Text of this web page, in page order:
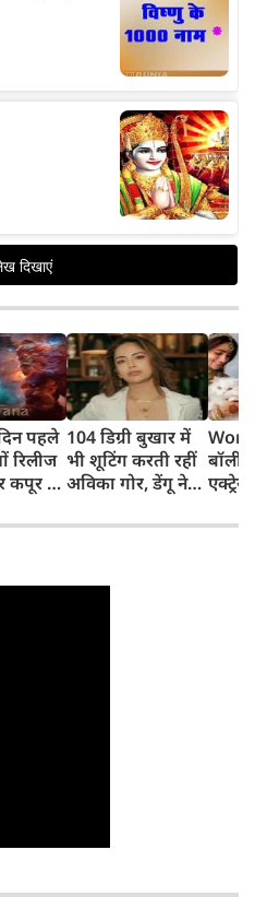
पहले
रिलीज
कपूर की
104 डिग्री बुखार में
भी शूटिंग करती रहीं
अविका गोर, डेंगू ने
अस्पताल में भर्ती
प्यार